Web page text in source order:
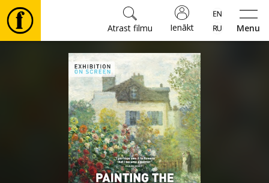
Menu
Ienākt
Atrast filmu